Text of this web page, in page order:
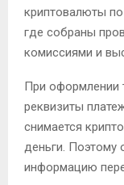
криптовалюты
где собраны
комиссиями и
При оформлении
реквизиты
снимается
деньги. Поэтому
информацию